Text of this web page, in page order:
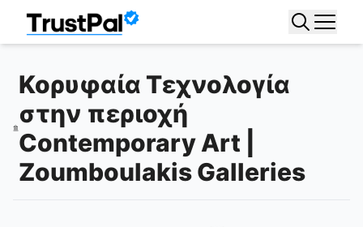
Κορυφαία Τεχνολογία
στην περιοχή
Contemporary Art |
Zoumboulakis Galleries